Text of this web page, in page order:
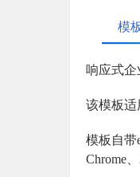
模
响应式
该模板适
模板自带
Chrome